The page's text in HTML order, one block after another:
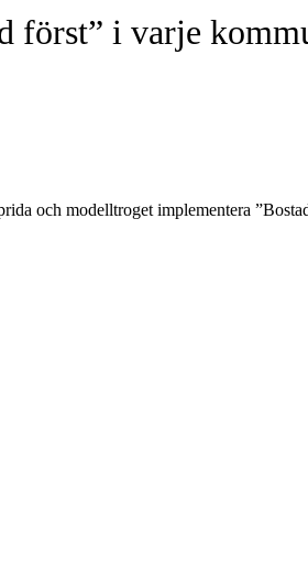
först” i varje
och modelltroget implementera